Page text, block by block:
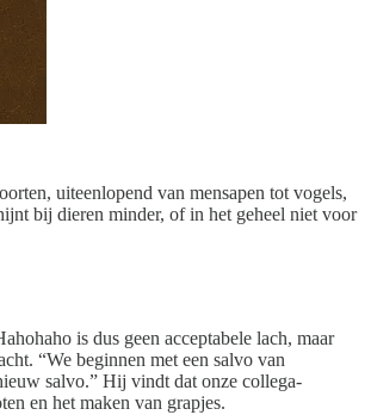
uiteenlopend van mensapen tot vogels,
bij dieren minder, of in het geheel niet voor
is dus geen acceptabele lach, maar
“We beginnen met een salvo van
salvo.” Hij vindt dat onze collega-
en het maken van grapjes.